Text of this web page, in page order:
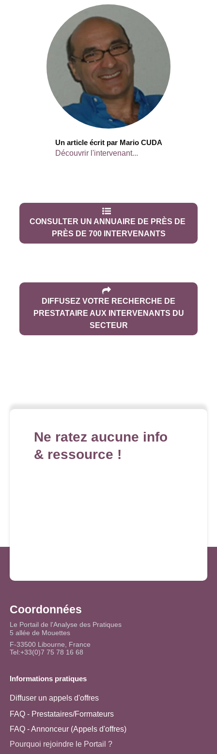
Un article écrit par Mario CUDA
Découvrir l'intervenant...
CONSULTER UN ANNUAIRE DE PRÈS DE
PRÈS DE 700 INTERVENANTS
DIFFUSEZ VOTRE RECHERCHE DE
PRESTATAIRE AUX INTERVENANTS DU
SECTEUR
Ne ratez aucune info
& ressource !
Coordonnées
Le Portail de l'Analyse des Pratiques
5 allée de Mouettes
F-33500 Libourne, France
Tel:+33(0)7 75 78 16 68
Informations pratiques
Diffuser un appels d'offres
FAQ - Prestataires/Formateurs
FAQ - Annonceur (Appels d'offres)
Pourquoi rejoindre le Portail ?